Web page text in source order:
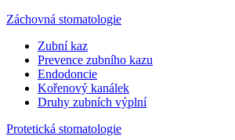
Záchovná stomatologie
Zubní kaz
Prevence zubního kazu
Endodoncie
Kořenový kanálek
Druhy zubních výplní
Protetická stomatologie